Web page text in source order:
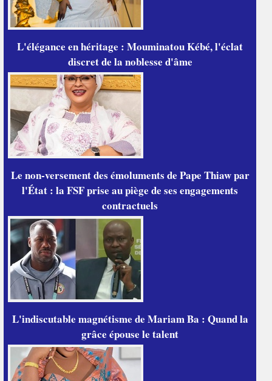
L'élégance en héritage : Mouminatou Kébé, l'éclat
discret de la noblesse d'âme
Le non-versement des émoluments de Pape Thiaw par
l'État : la FSF prise au piège de ses engagements
contractuels
L'indiscutable magnétisme de Mariam Ba : Quand la
grâce épouse le talent